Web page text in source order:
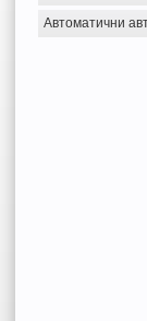
Автоматични